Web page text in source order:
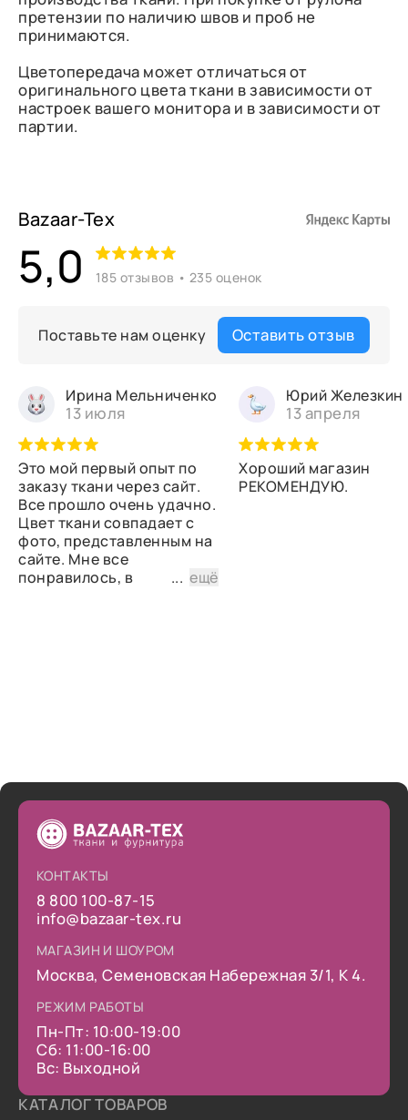
претензии по наличию швов и проб не
принимаются.
Цветопередача может отличаться от
оригинального цвета ткани в зависимости от
настроек вашего монитора и в зависимости от
партии.
Bazaar-Tex
5,0 185 отзывов • 235 оценок
Поставьте нам оценку Оставить отзыв
Ирина Мельниченко
13 июля
Это мой первый опыт по
заказу ткани через сайт.
Все прошло очень удачно.
Цвет ткани совпадает с
фото, представленным на
сайте. Мне все
понравилось, в
...ещё
Юрий Железкин
13 апреля
Хороший магазин
РЕКОМЕНДУЮ.
КОНТАКТЫ
8 800 100-87-15
info@bazaar-tex.ru
МАГАЗИН И ШОУРОМ
Москва, Семеновская Набережная 3/1, К 4.
РЕЖИМ РАБОТЫ
Пн-Пт: 10:00-19:00
Сб: 11:00-16:00
Вс: Выходной
КАТАЛОГ ТОВАРОВ